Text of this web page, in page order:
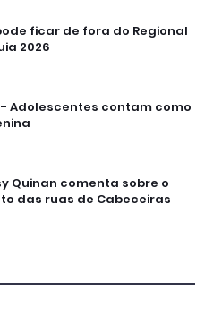
ficar de fora do Regional
2026
- Adolescentes contam como
Quinan comenta sobre o
das ruas de Cabeceiras